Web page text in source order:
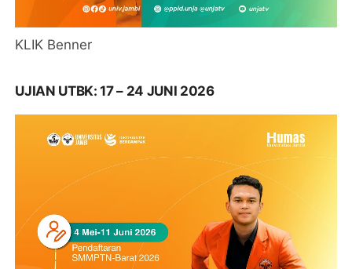
KLIK Benner
UJIAN UTBK: 17 – 24 JUNI 2026